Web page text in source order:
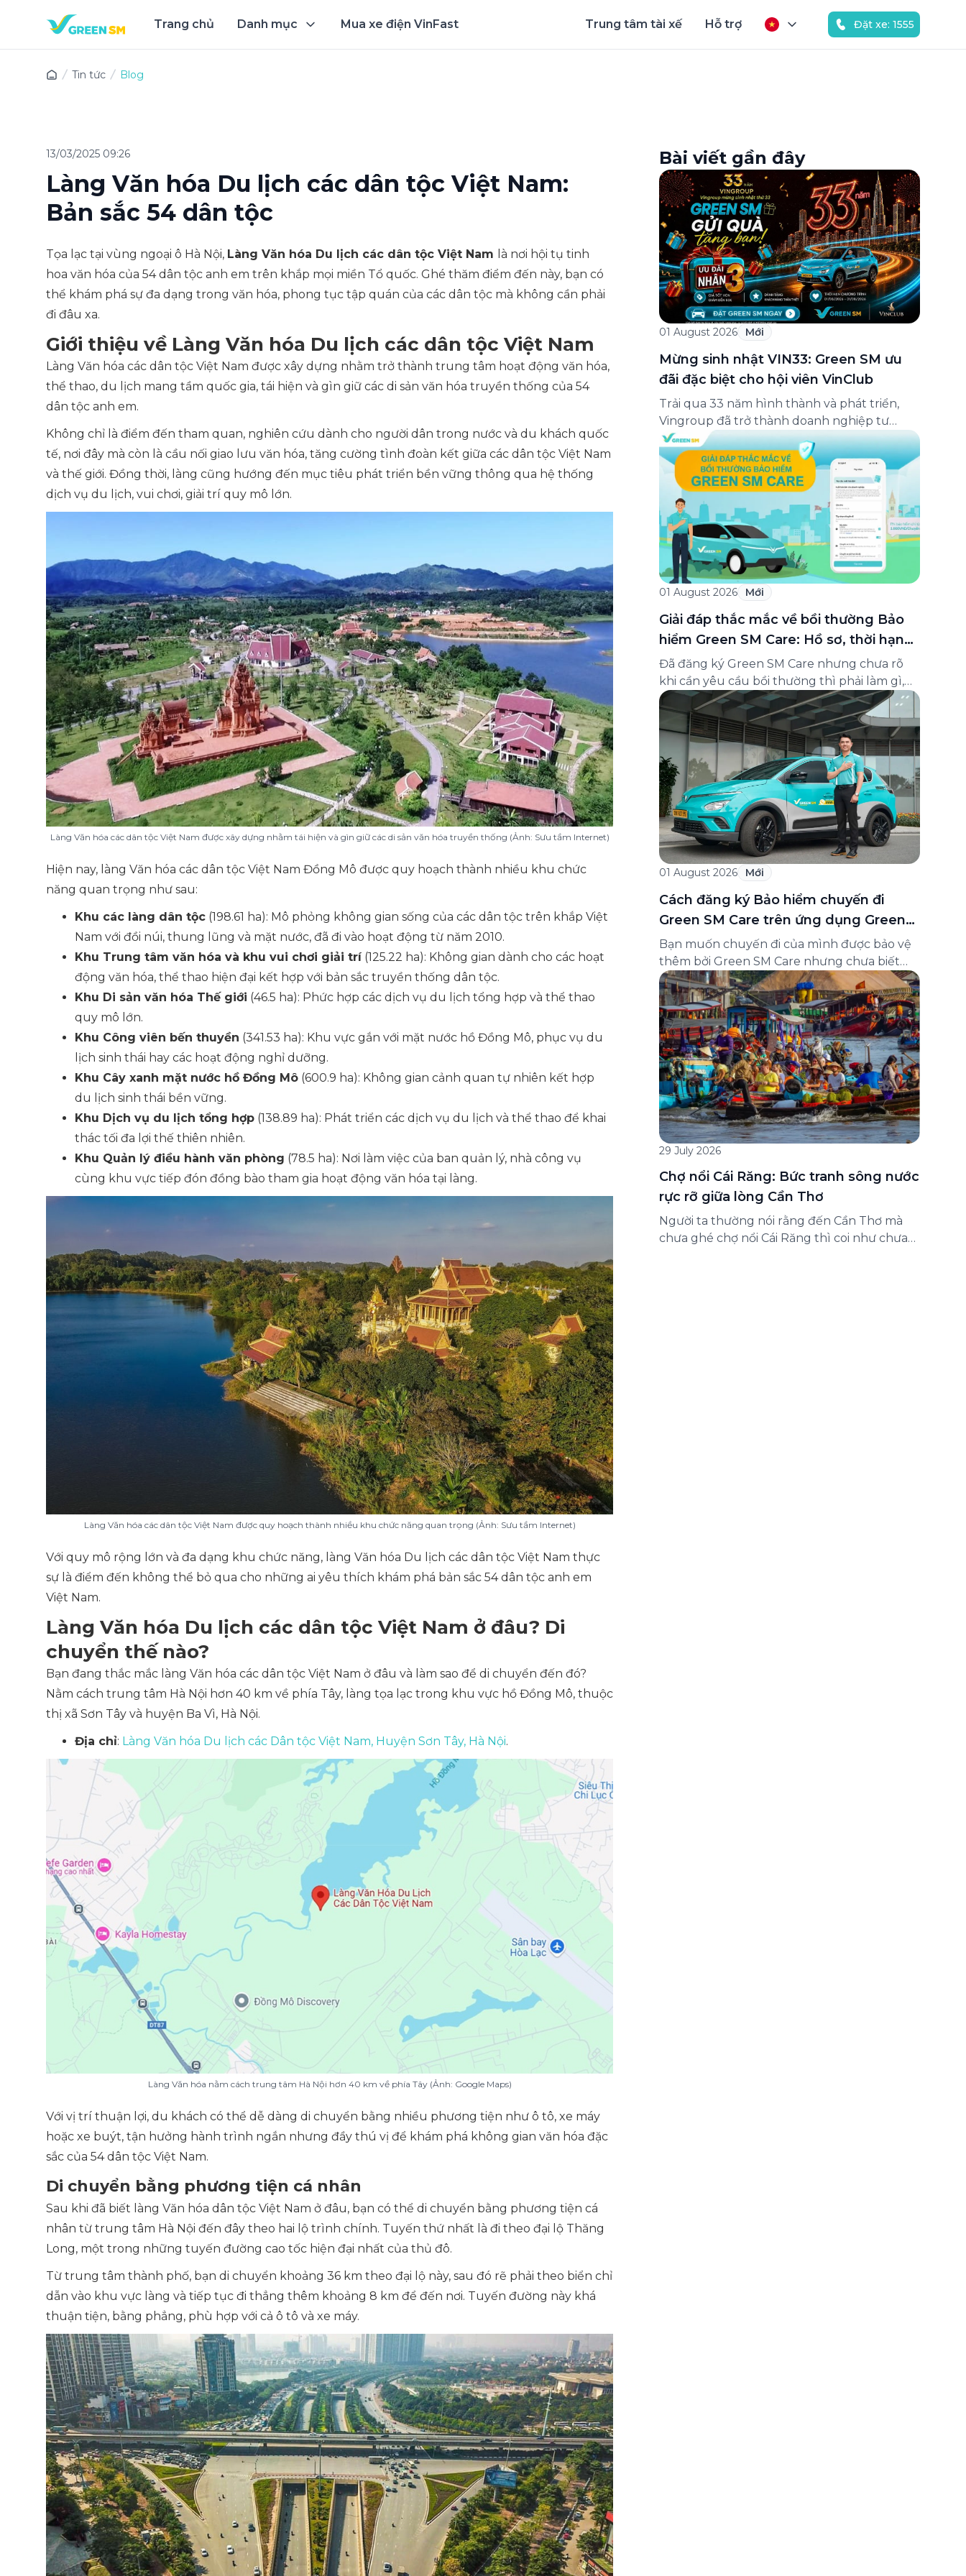
Trang chủ Danh mục Mua xe điện VinFast Trung tâm tài xế Hỗ trợ Đặt xe: 1555
Tin tức Blog
13/03/2025 09:26
Làng Văn hóa Du lịch các dân tộc Việt Nam:
Bản sắc 54 dân tộc
Tọa lạc tại vùng ngoại ô Hà Nội, Làng Văn hóa Du lịch các dân tộc Việt Nam là nơi hội tụ tinh
hoa văn hóa của 54 dân tộc anh em trên khắp mọi miền Tổ quốc. Ghé thăm điểm đến này, bạn có
thể khám phá sự đa dạng trong văn hóa, phong tục tập quán của các dân tộc mà không cần phải
đi đâu xa.
Giới thiệu về Làng Văn hóa Du lịch các dân tộc Việt Nam
Làng Văn hóa các dân tộc Việt Nam được xây dựng nhằm trở thành trung tâm hoạt động văn hóa,
thể thao, du lịch mang tầm quốc gia, tái hiện và gìn giữ các di sản văn hóa truyền thống của 54
dân tộc anh em.
Không chỉ là điểm đến tham quan, nghiên cứu dành cho người dân trong nước và du khách quốc
tế, nơi đây mà còn là cầu nối giao lưu văn hóa, tăng cường tình đoàn kết giữa các dân tộc Việt Nam
và thế giới. Đồng thời, làng cũng hướng đến mục tiêu phát triển bền vững thông qua hệ thống
dịch vụ du lịch, vui chơi, giải trí quy mô lớn.
Làng Văn hóa các dân tộc Việt Nam được xây dựng nhằm tái hiện và gìn giữ các di sản văn hóa truyền thống (Ảnh: Sưu tầm Internet)
Hiện nay, làng Văn hóa các dân tộc Việt Nam Đồng Mô được quy hoạch thành nhiều khu chức
năng quan trọng như sau:
Khu các làng dân tộc (198.61 ha): Mô phỏng không gian sống của các dân tộc trên khắp Việt
Nam với đồi núi, thung lũng và mặt nước, đã đi vào hoạt động từ năm 2010.
Khu Trung tâm văn hóa và khu vui chơi giải trí(125.22 ha): Không gian dành cho các hoạt
động văn hóa, thể thao hiện đại kết hợp với bản sắc truyền thống dân tộc.
Khu Di sản văn hóa Thế giới (46.5 ha): Phức hợp các dịch vụ du lịch tổng hợp và thể thao
quy mô lớn.
Khu Công viên bến thuyền (341.53 ha): Khu vực gắn với mặt nước hồ Đồng Mô, phục vụ du
lịch sinh thái hay các hoạt động nghỉ dưỡng.
Khu Cây xanh mặt nước hồ Đồng Mô (600.9 ha): Không gian cảnh quan tự nhiên kết hợp
du lịch sinh thái bền vững.
Khu Dịch vụ du lịch tổng hợp (138.89 ha): Phát triển các dịch vụ du lịch và thể thao để khai
thác tối đa lợi thế thiên nhiên.
Khu Quản lý điều hành văn phòng (78.5 ha): Nơi làm việc của ban quản lý, nhà công vụ
cùng khu vực tiếp đón đồng bào tham gia hoạt động văn hóa tại làng.
Làng Văn hóa các dân tộc Việt Nam được quy hoạch thành nhiều khu chức năng quan trọng (Ảnh: Sưu tầm Internet)
Với quy mô rộng lớn và đa dạng khu chức năng, làng Văn hóa Du lịch các dân tộc Việt Nam thực
sự là điểm đến không thể bỏ qua cho những ai yêu thích khám phá bản sắc 54 dân tộc anh em
Việt Nam.
Làng Văn hóa Du lịch các dân tộc Việt Nam ở đâu? Di
chuyển thế nào?
Bạn đang thắc mắc làng Văn hóa các dân tộc Việt Nam ở đâu và làm sao để di chuyển đến đó?
Nằm cách trung tâm Hà Nội hơn 40 km về phía Tây, làng tọa lạc trong khu vực hồ Đồng Mô, thuộc
thị xã Sơn Tây và huyện Ba Vì, Hà Nội.
Địa chỉ: Làng Văn hóa Du lịch các Dân tộc Việt Nam, Huyện Sơn Tây, Hà Nội.
Làng Văn hóa nằm cách trung tâm Hà Nội hơn 40 km về phía Tây (Ảnh: Google Maps)
Với vị trí thuận lợi, du khách có thể dễ dàng di chuyển bằng nhiều phương tiện như ô tô, xe máy
hoặc xe buýt, tận hưởng hành trình ngắn nhưng đầy thú vị để khám phá không gian văn hóa đặc
sắc của 54 dân tộc Việt Nam.
Di chuyển bằng phương tiện cá nhân
Sau khi đã biết làng Văn hóa dân tộc Việt Nam ở đâu, bạn có thể di chuyển bằng phương tiện cá
nhân từ trung tâm Hà Nội đến đây theo hai lộ trình chính. Tuyến thứ nhất là đi theo đại lộ Thăng
Long, một trong những tuyến đường cao tốc hiện đại nhất của thủ đô.
Từ trung tâm thành phố, bạn di chuyển khoảng 36 km theo đại lộ này, sau đó rẽ phải theo biển chỉ
dẫn vào khu vực làng và tiếp tục đi thẳng thêm khoảng 8 km để đến nơi. Tuyến đường này khá
thuận tiện, bằng phẳng, phù hợp với cả ô tô và xe máy.
Bài viết gần đây
01 August 2026 Mới
Mừng sinh nhật VIN33: Green SM ưu
đãi đặc biệt cho hội viên VinClub
Trải qua 33 năm hình thành và phát triển,
Vingroup đã trở thành doanh nghiệp tư
nhân đa ngành lớn nhất Việt Nam, lọt Top 30
doanh nghiệp lớn nhất Đông Nam Á theo
bảng xếp hạng của Tạp chí Fortune (Mỹ).
Nhân kỷ niệm 33 năm thành lập (8/8/1993
đến 8/8/2026), Green SM trân […]
01 August 2026 Mới
Giải đáp thắc mắc về bồi thường Bảo
hiểm Green SM Care: Hồ sơ, thời hạn
và cách liên hệ hỗ trợ
Đã đăng ký Green SM Care nhưng chưa rõ
khi cần yêu cầu bồi thường thì phải làm gì,
hồ sơ ra sao, hay giấy chứng nhận bảo hiểm
tìm ở đâu? Bài viết này tổng hợp đầy đủ các
câu hỏi thường gặp nhất về quy trình bồi
thường và hỗ trợ của Green […]
01 August 2026 Mới
Cách đăng ký Bảo hiểm chuyến đi
Green SM Care trên ứng dụng Green
SM
Bạn muốn chuyến đi của mình được bảo vệ
thêm bởi Green SM Care nhưng chưa biết
đăng ký ở đâu? Bài viết dưới đây sẽ hướng
dẫn chi tiết cách tham gia (và hủy tham gia)
gói bảo hiểm này ngay trên ứng dụng Green
SM, cùng những lưu ý quan trọng trước khi
[…]
29 July 2026
Chợ nổi Cái Răng: Bức tranh sông nước
rực rỡ giữa lòng Cần Thơ
Người ta thường nói rằng đến Cần Thơ mà
chưa ghé chợ nổi Cái Răng thì coi như chưa